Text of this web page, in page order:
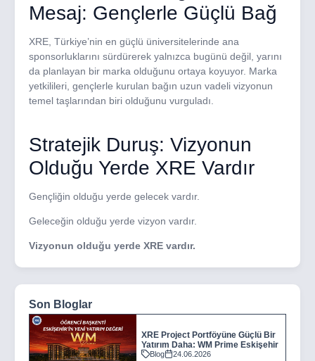
Mesaj: Gençlerle Güçlü Bağ
XRE, Türkiye’nin en güçlü üniversitelerinde ana
sponsorluklarını sürdürerek yalnızca bugünü değil, yarını
da planlayan bir marka olduğunu ortaya koyuyor. Marka
yetkilileri, gençlerle kurulan bağın uzun vadeli vizyonun
temel taşlarından biri olduğunu vurguladı.
Stratejik Duruş: Vizyonun
Olduğu Yerde XRE Vardır
Gençliğin olduğu yerde gelecek vardır.
Geleceğin olduğu yerde vizyon vardır.
Vizyonun olduğu yerde XRE vardır.
Son Bloglar
XRE Project Portföyüne Güçlü Bir
Yatırım Daha: WM Prime Eskişehir
Blog 24.06.2026